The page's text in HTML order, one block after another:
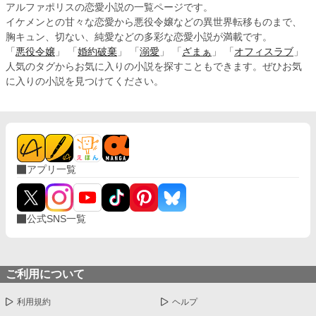
アルファポリスの恋愛小説の一覧ページです。
イケメンとの甘々な恋愛から悪役令嬢などの異世界転移ものまで、
胸キュン、切ない、純愛などの多彩な恋愛小説が満載です。
「 悪役令嬢 」 「 婚約破棄 」 「 溺愛 」 「 ざまぁ 」 「 オフィスラブ 」
人気のタグからお気に入りの小説を探すこともできます。ぜひお気
に入りの小説を見つけてください。
アプリ一覧
公式SNS一覧
ご利用について
利用規約 ヘルプ